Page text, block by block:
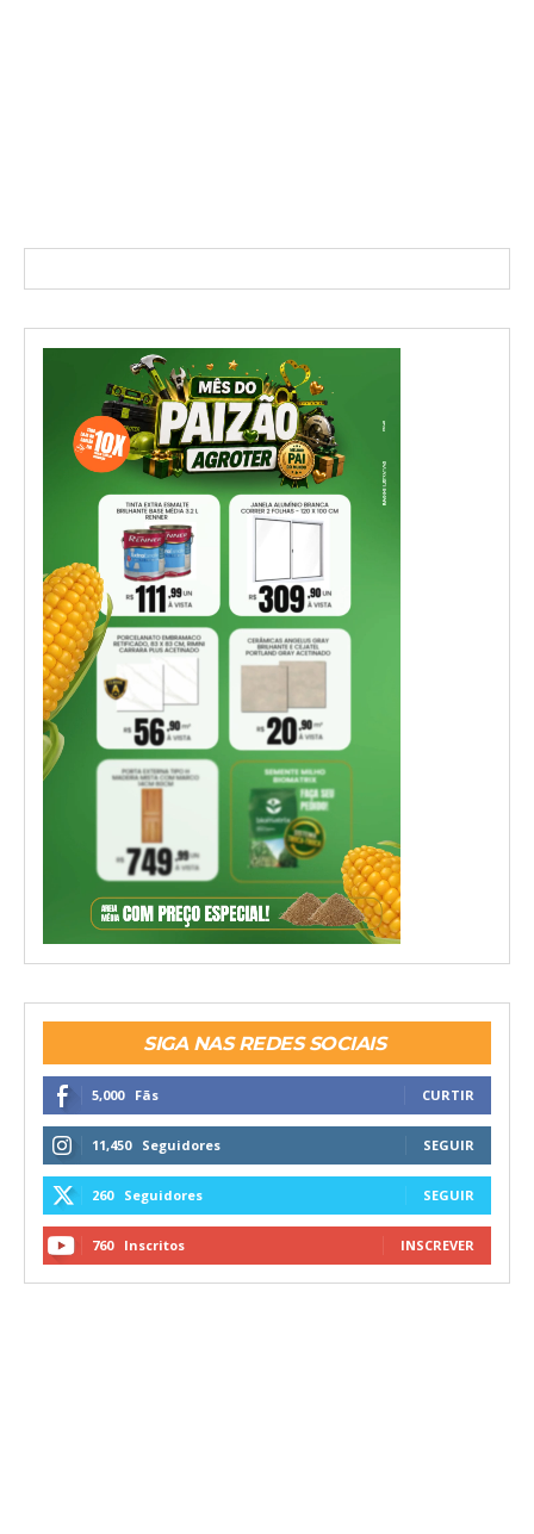
SIGA NAS REDES SOCIAIS
5,000 Fãs CURTIR
11,450 Seguidores SEGUIR
260 Seguidores SEGUIR
760 Inscritos INSCREVER